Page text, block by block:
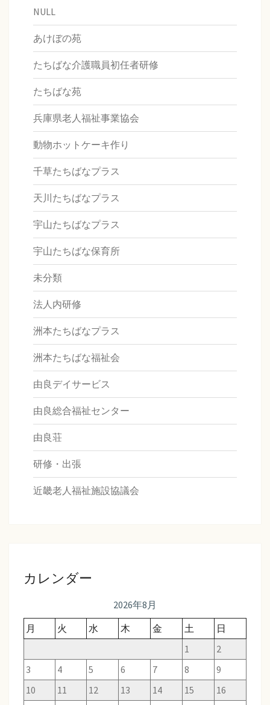
NULL
あけぼの苑
たちばな介護職員初任者研修
たちばな苑
兵庫県老人福祉事業協会
動物ホットケーキ作り
千草たちばなプラス
天川たちばなプラス
宇山たちばなプラス
宇山たちばな保育所
未分類
法人内研修
洲本たちばなプラス
洲本たちばな福祉会
由良デイサービス
由良総合福祉センター
由良荘
研修・出張
近畿老人福祉施設協議会
カレンダー
2026年8月
月
火 水 木 金 土
日
1
2
3
4 5 6 7 8
9
10
11 12 13 14 15
16